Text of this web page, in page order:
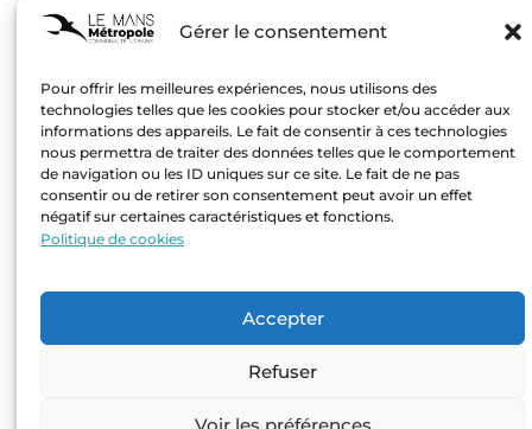
Gérer le consentement
Pour offrir les meilleures expériences, nous utilisons des
technologies telles que les cookies pour stocker et/ou accéder aux
informations des appareils. Le fait de consentir à ces technologies
nous permettra de traiter des données telles que le comportement
de navigation ou les ID uniques sur ce site. Le fait de ne pas
consentir ou de retirer son consentement peut avoir un effet
négatif sur certaines caractéristiques et fonctions.
Politique de cookies
Accepter
Refuser
Voir les préférences
Actua
Mentions
Création
Agence
Hastone